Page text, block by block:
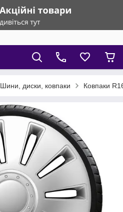
Шини, диски, ковпаки Ковпаки